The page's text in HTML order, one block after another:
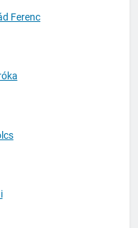
Ferenc